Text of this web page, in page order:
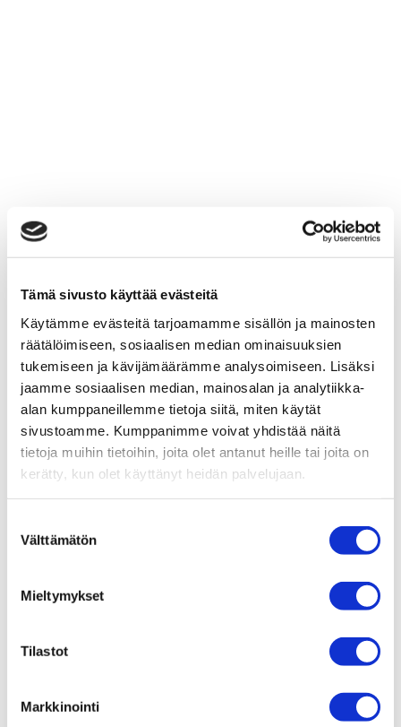
Tämä sivusto käyttää evästeitä
Käytämme evästeitä tarjoamamme sisällön ja mainosten
räätälöimiseen, sosiaalisen median ominaisuuksien
tukemiseen ja kävijämäärämme analysoimiseen. Lisäksi
jaamme sosiaalisen median, mainosalan ja analytiikka-
alan kumppaneillemme tietoja siitä, miten käytät
sivustoamme. Kumppanimme voivat yhdistää näitä
tietoja muihin tietoihin, joita olet antanut heille tai joita on
kerätty, kun olet käyttänyt heidän palvelujaan.
valinta
Välttämätön
Mieltymykset
Tilastot
Markkinointi